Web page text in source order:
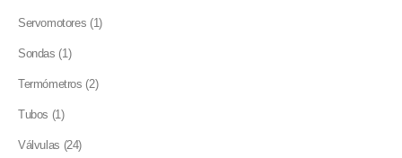
Servomotores 11
Sondas 1 1
Termómetros 22
Tubos 1 1
Válvulas 2424